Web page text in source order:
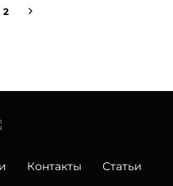
2
Контакты
Статьи